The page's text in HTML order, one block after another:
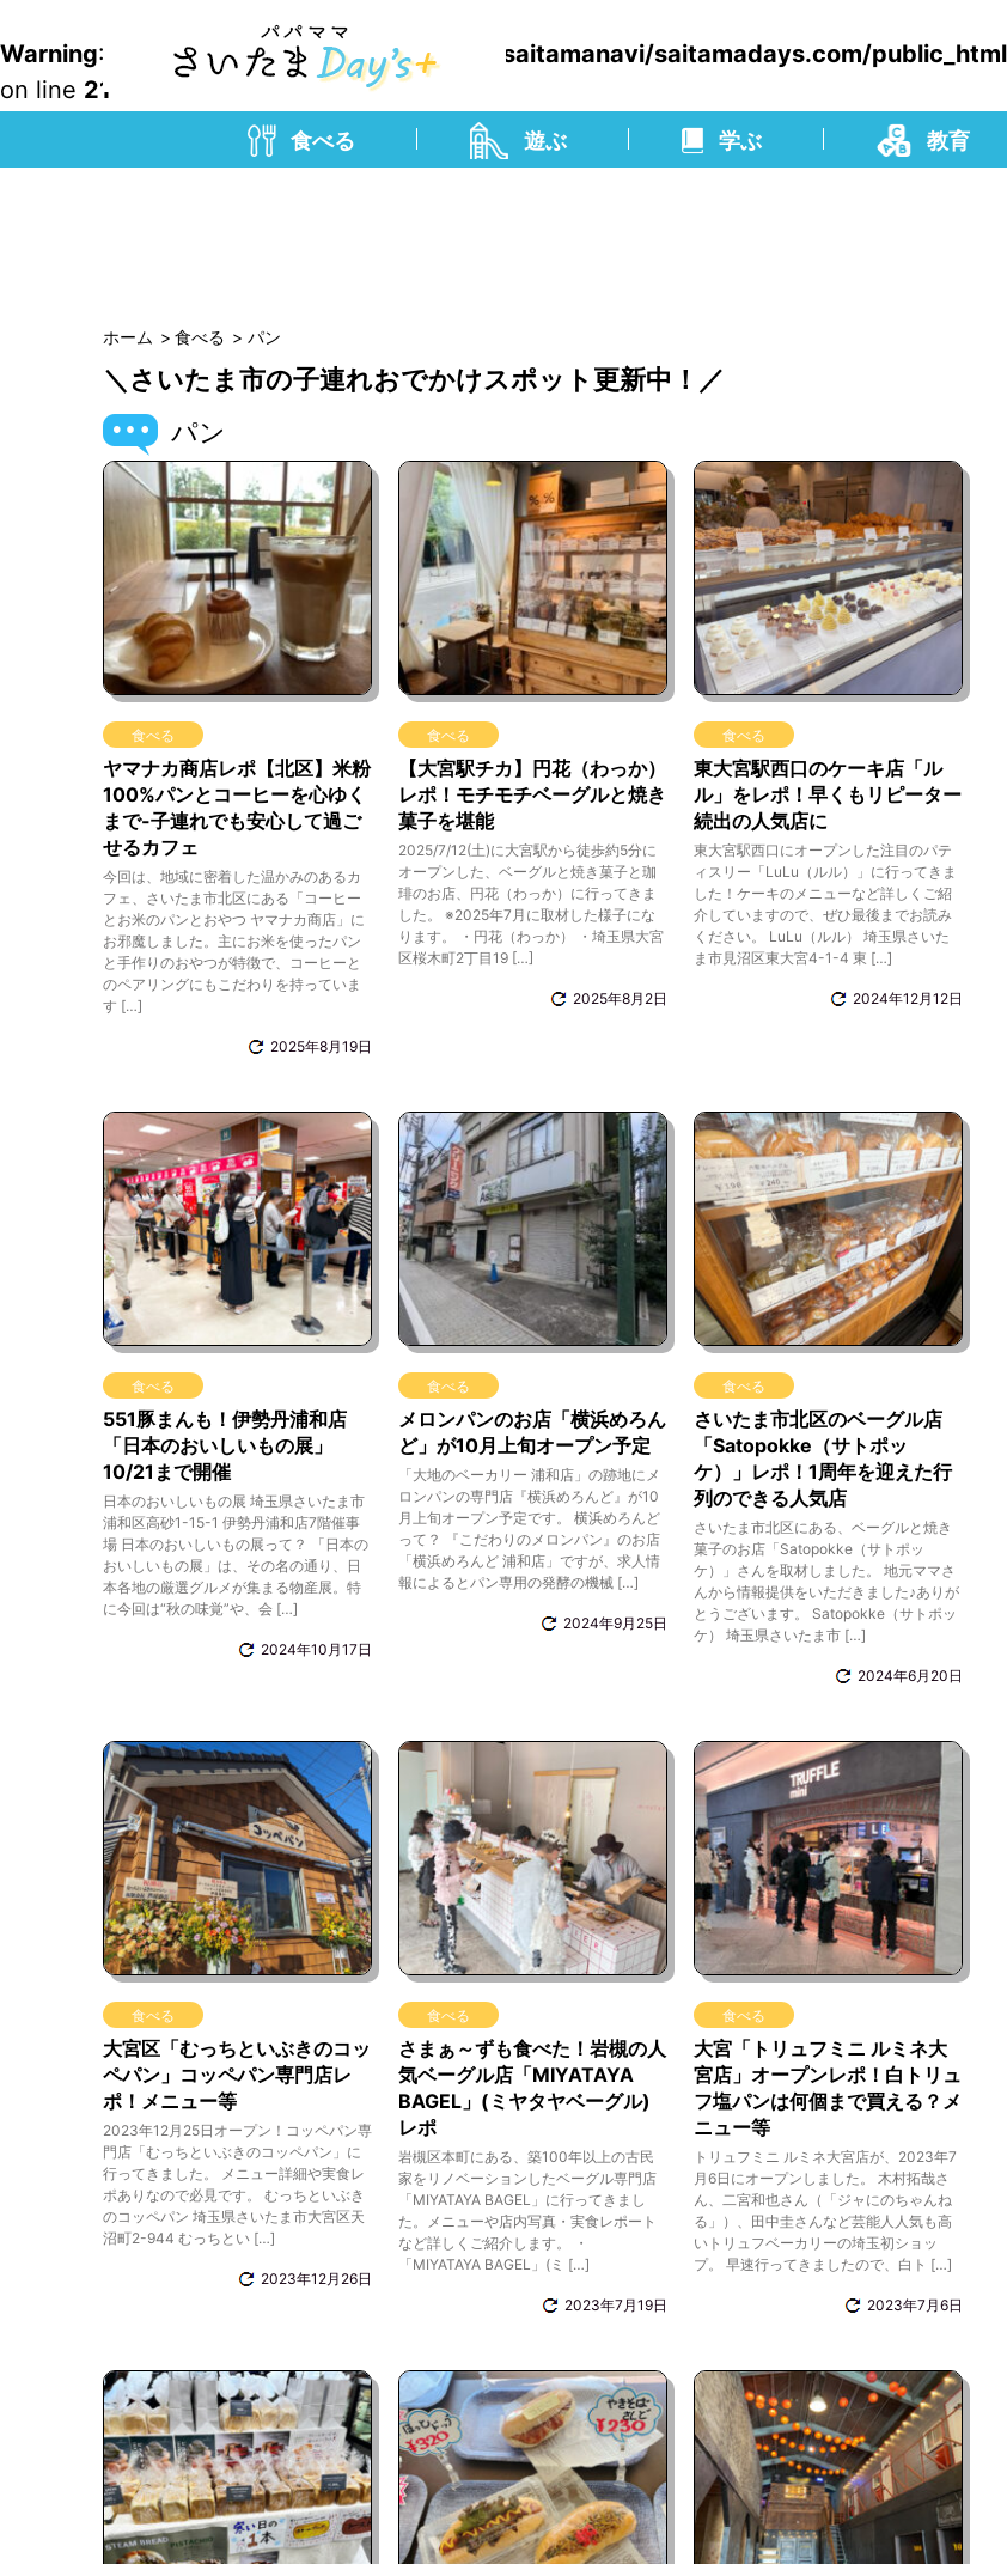
食べる 遊ぶ 学ぶ 教育
Warning: Undefined variable $ara in /home/saitamanavi/saitamadays.com/
on line 21
ホーム 食べる パン
＼さいたま市の子連れおでかけスポット更新中！／
パン
食べる
ヤマナカ商店レポ【北区】米粉
100%パンとコーヒーを心ゆく
まで-子連れでも安心して過ご
せるカフェ
今回は、地域に密着した温かみのあるカ
フェ、さいたま市北区にある「コーヒー
とお米のパンとおやつ ヤマナカ商店」に
お邪魔しました。主にお米を使ったパン
と手作りのおやつが特徴で、コーヒーと
のペアリングにもこだわりを持っていま
す […]
2025年8月19日
食べる
【大宮駅チカ】円花（わっか）
レポ！モチモチベーグルと焼き
菓子を堪能
2025/7/12(土)に大宮駅から徒歩約5分に
オープンした、ベーグルと焼き菓子と珈
琲のお店、円花（わっか）に行ってきま
した。 ※2025年7月に取材した様子にな
ります。 ・円花（わっか） ・埼玉県大宮
区桜木町2丁目19 […]
2025年8月2日
食べる
東大宮駅西口のケーキ店「ル
ル」をレポ！早くもリピーター
続出の人気店に
東大宮駅西口にオープンした注目のパテ
ィスリー「LuLu（ルル）」に行ってきま
した！ケーキのメニューなど詳しくご紹
介していますので、ぜひ最後までお読み
ください。 LuLu（ルル） 埼玉県さいた
ま市見沼区東大宮4-1-4 東 […]
2024年12月12日
食べる
551豚まんも！伊勢丹浦和店
「日本のおいしいもの展」
10/21まで開催
日本のおいしいもの展 埼玉県さいたま市
浦和区高砂1-15-1 伊勢丹浦和店7階催事
場 日本のおいしいもの展って？ 「日本の
おいしいもの展」は、その名の通り、日
本各地の厳選グルメが集まる物産展。特
に今回は“秋の味覚”や、会 […]
2024年10月17日
食べる
メロンパンのお店「横浜めろん
ど」が10月上旬オープン予定
「大地のベーカリー 浦和店」の跡地にメ
ロンパンの専門店『横浜めろんど』が10
月上旬オープン予定です。 横浜めろんど
って？ 『こだわりのメロンパン』のお店
「横浜めろんど 浦和店」ですが、求人情
報によるとパン専用の発酵の機械 […]
2024年9月25日
食べる
さいたま市北区のベーグル店
「Satopokke（サトポッ
ケ）」レポ！1周年を迎えた行
列のできる人気店
さいたま市北区にある、ベーグルと焼き
菓子のお店「Satopokke（サトポッ
ケ）」さんを取材しました。 地元ママさ
んから情報提供をいただきました♪ありが
とうございます。 Satopokke（サトポッ
ケ） 埼玉県さいたま市 […]
2024年6月20日
食べる
大宮区「むっちといぶきのコッ
ペパン」コッペパン専門店レ
ポ！メニュー等
2023年12月25日オープン！コッペパン専
門店「むっちといぶきのコッペパン」に
行ってきました。 メニュー詳細や実食レ
ポありなので必見です。 むっちといぶき
のコッペパン 埼玉県さいたま市大宮区天
沼町2-944 むっちとい […]
2023年12月26日
食べる
さまぁ～ずも食べた！岩槻の人
気ベーグル店「MIYATAYA
BAGEL」(ミヤタヤベーグル)
レポ
岩槻区本町にある、築100年以上の古民
家をリノベーションしたベーグル専門店
「MIYATAYA BAGEL」に行ってきまし
た。メニューや店内写真・実食レポート
など詳しくご紹介します。 ・
「MIYATAYA BAGEL」(ミ […]
2023年7月19日
食べる
大宮「トリュフミニ ルミネ大
宮店」オープンレポ！白トリュ
フ塩パンは何個まで買える？メ
ニュー等
トリュフミニ ルミネ大宮店が、2023年7
月6日にオープンしました。 木村拓哉さ
ん、二宮和也さん（「ジャにのちゃんね
る」）、田中圭さんなど芸能人人気も高
いトリュフベーカリーの埼玉初ショッ
プ。 早速行ってきましたので、白ト […]
2023年7月6日